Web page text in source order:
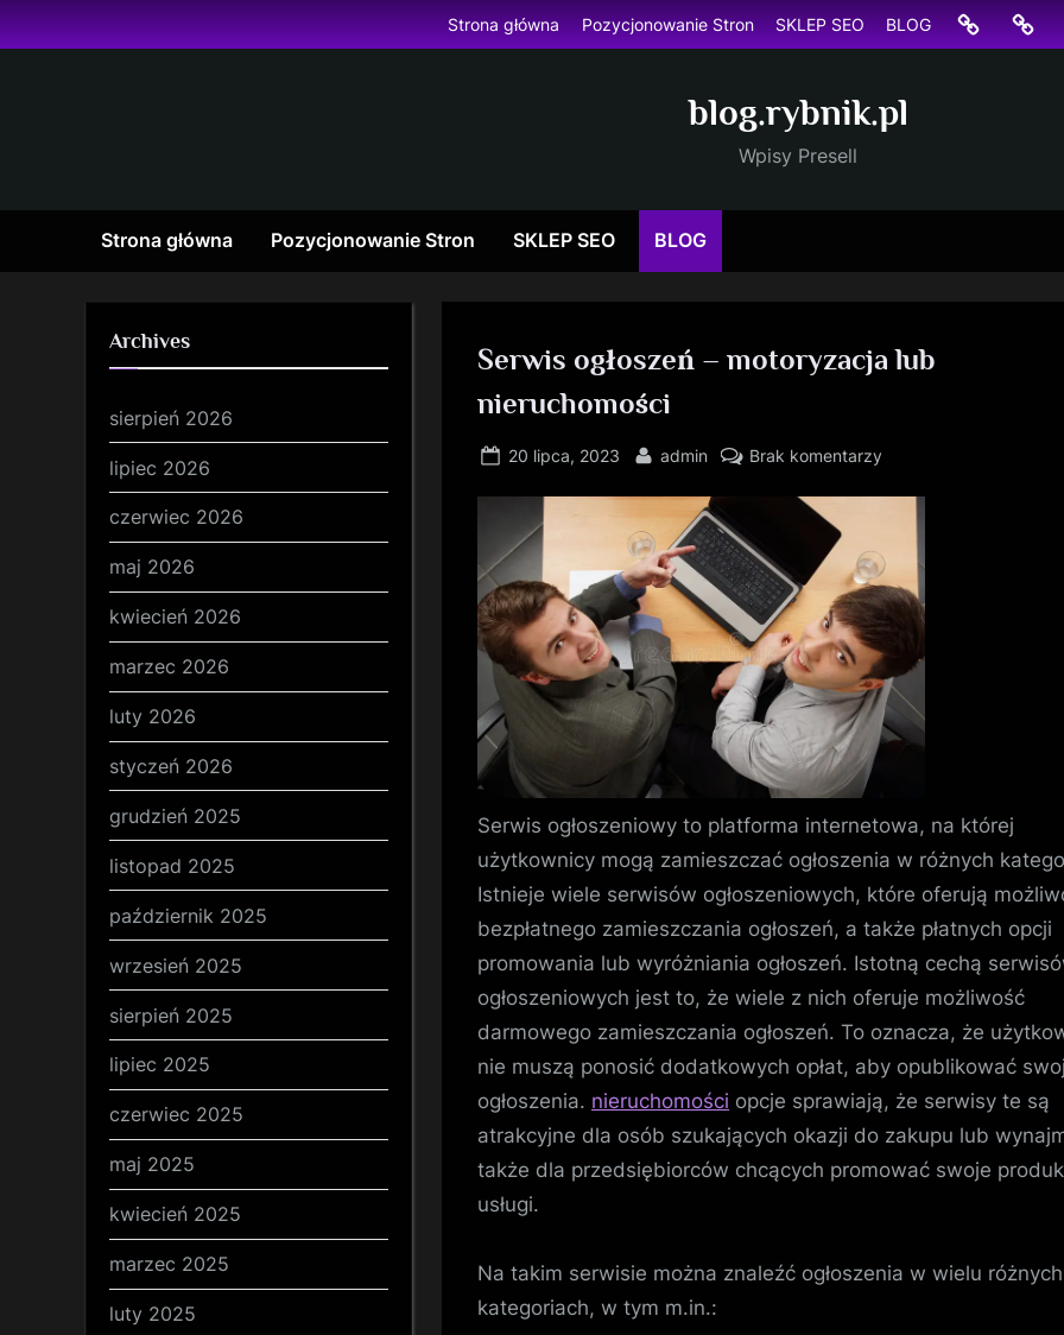
Skip
to
Strona główna Pozycjonowanie Stron SKLEP SEO BLOG
Strona
głównaStron
blog.rybnik.pl
Wpisy Presell
Strona główna Pozycjonowanie Stron SKLEP SEO BLOG
Serwis ogłoszeń – motoryzacja lub
nieruchomości
Posted
20 lipca, 2023 By
admin Brak komentarzy
motoryzacja
lub
nieruchomości
Serwis ogłoszeniowy to platforma internetowa, na której
użytkownicy mogą zamieszczać ogłoszenia w różnych
Istnieje wiele serwisów ogłoszeniowych, które oferują
bezpłatnego zamieszczania ogłoszeń, a także płatnych opcji
promowania lub wyróżniania ogłoszeń. Istotną cechą
ogłoszeniowych jest to, że wiele z nich oferuje możliwość
darmowego zamieszczania ogłoszeń. To oznacza, że
nie muszą ponosić dodatkowych opłat, aby opublikować
ogłoszenia. nieruchomości opcje sprawiają, że serwisy te są
atrakcyjne dla osób szukających okazji do zakupu lub
także dla przedsiębiorców chcących promować swoje
usługi.
Na takim serwisie można znaleźć ogłoszenia w wielu różnych
kategoriach, w tym m.in.:
Archives
sierpień 2026
lipiec 2026
czerwiec 2026
maj 2026
kwiecień 2026
marzec 2026
luty 2026
styczeń 2026
grudzień 2025
listopad 2025
październik 2025
wrzesień 2025
sierpień 2025
lipiec 2025
czerwiec 2025
maj 2025
kwiecień 2025
marzec 2025
luty 2025